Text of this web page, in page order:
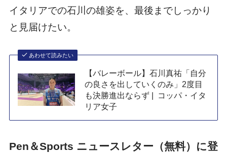
イタリアでの石川の雄姿を、最後までしっかり
と見届けたい。
あわせて読みたい
【バレーボール】石川真祐「自分
の良さを出していくのみ」2度目
も決勝進出ならず | コッパ・イタ
リア女子
Pen＆Sports ニュースレター（無料）に登